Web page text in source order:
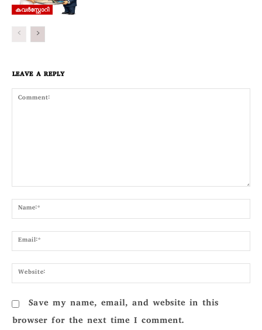
കവര്‍സ്റ്റോറി
LEAVE A REPLY
Save my name, email, and website in this
browser for the next time I comment.